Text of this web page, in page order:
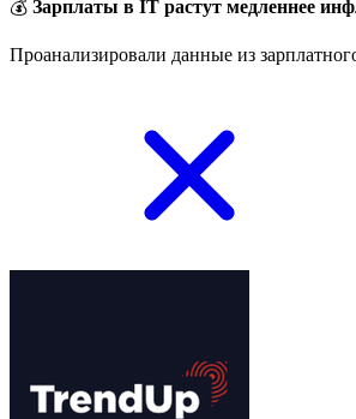
💰 Зарплаты в IT растут медленнее
Проанализировали данные из